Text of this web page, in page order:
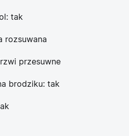
tak
rozsuwana
przesuwne
brodziku: tak